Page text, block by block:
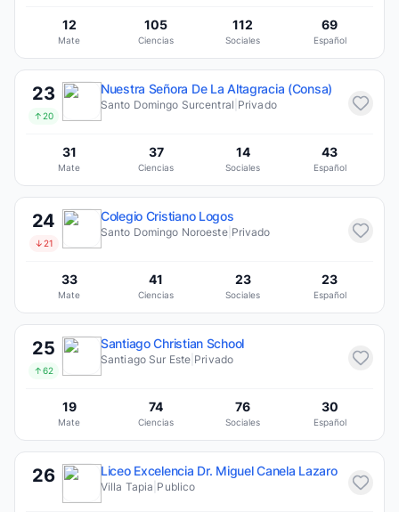
12
Mate
105
Ciencias
112
Sociales
69
Español
23
↑20
Nuestra Señora De La Altagracia (Consa)
Santo Domingo Surcentral Privado
31
Mate
37
Ciencias
14
Sociales
43
Español
24
↓21
Colegio Cristiano Logos
Santo Domingo Noroeste| Privado
33
Mate
41
Ciencias
23
Sociales
23
Español
25
↑62
Santiago Christian School
Santiago Sur Este Privado
19
Mate
74
Ciencias
76
Sociales
30
Español
26 Liceo Excelencia Dr. Miguel Canela Lazaro
Villa Tapia Publico